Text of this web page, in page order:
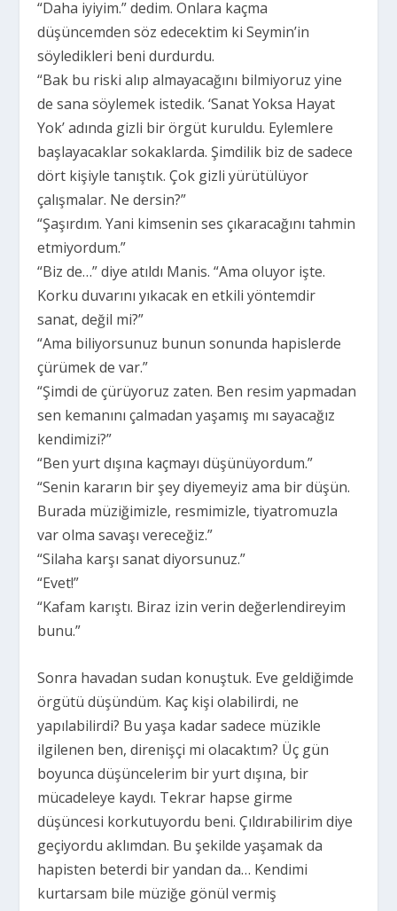
“Daha iyiyim.” dedim. Onlara kaçma
düşüncemden söz edecektim ki Seymin’in
söyledikleri beni durdurdu.
“Bak bu riski alıp almayacağını bilmiyoruz yine
de sana söylemek istedik. ‘Sanat Yoksa Hayat
Yok’ adında gizli bir örgüt kuruldu. Eylemlere
başlayacaklar sokaklarda. Şimdilik biz de sadece
dört kişiyle tanıştık. Çok gizli yürütülüyor
çalışmalar. Ne dersin?”
“Şaşırdım. Yani kimsenin ses çıkaracağını tahmin
etmiyordum.”
“Biz de…” diye atıldı Manis. “Ama oluyor işte.
Korku duvarını yıkacak en etkili yöntemdir
sanat, değil mi?”
“Ama biliyorsunuz bunun sonunda hapislerde
çürümek de var.”
“Şimdi de çürüyoruz zaten. Ben resim yapmadan
sen kemanını çalmadan yaşamış mı sayacağız
kendimizi?”
“Ben yurt dışına kaçmayı düşünüyordum.”
“Senin kararın bir şey diyemeyiz ama bir düşün.
Burada müziğimizle, resmimizle, tiyatromuzla
var olma savaşı vereceğiz.”
“Silaha karşı sanat diyorsunuz.”
“Evet!”
“Kafam karıştı. Biraz izin verin değerlendireyim
bunu.”
Sonra havadan sudan konuştuk. Eve geldiğimde
örgütü düşündüm. Kaç kişi olabilirdi, ne
yapılabilirdi? Bu yaşa kadar sadece müzikle
ilgilenen ben, direnişçi mi olacaktım? Üç gün
boyunca düşüncelerim bir yurt dışına, bir
mücadeleye kaydı. Tekrar hapse girme
düşüncesi korkutuyordu beni. Çıldırabilirim diye
geçiyordu aklımdan. Bu şekilde yaşamak da
hapisten beterdi bir yandan da… Kendimi
kurtarsam bile müziğe gönül vermiş